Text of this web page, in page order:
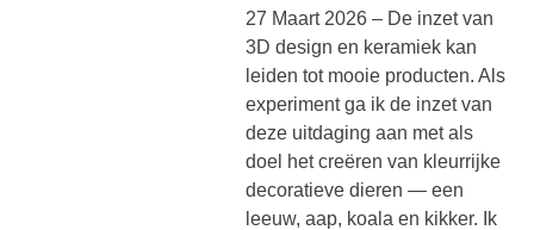
27 Maart 2026 – De inzet van
3D design en keramiek kan
leiden tot mooie producten. Als
experiment ga ik de inzet van
deze uitdaging aan met als
doel het creëren van kleurrijke
decoratieve dieren — een
leeuw, aap, koala en kikker. Ik